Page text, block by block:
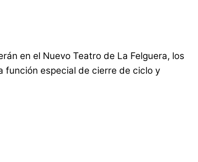
en el Nuevo Teatro de La Felguera, los
función especial de cierre de ciclo y